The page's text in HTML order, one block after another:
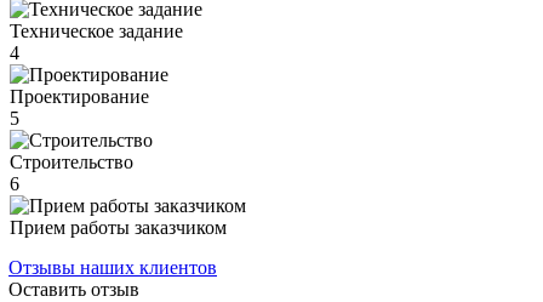
Техническое задание
4
Проектирование
5
Строительство
6
Прием работы заказчиком
Отзывы наших клиентов
Оставить отзыв